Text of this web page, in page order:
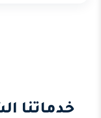
خدماتنا